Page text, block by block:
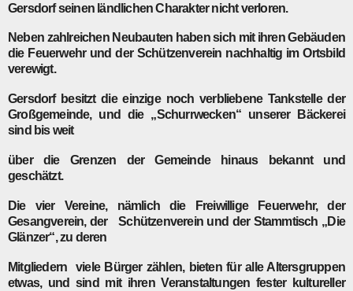
Gersdorf seinen ländlichen Charakter nicht verloren.
Neben zahlreichen Neubauten haben sich mit ihren Gebäuden
die Feuerwehr und der Schützenverein nachhaltig im Ortsbild
verewigt.
Gersdorf besitzt die einzige noch verbliebene Tankstelle der
Großgemeinde, und die „Schurrwecken“ unserer Bäckerei
sind bis weit
über die Grenzen der Gemeinde hinaus bekannt und
geschätzt.
Die vier Vereine, nämlich die Freiwillige Feuerwehr, der
Gesangverein, der Schützenverein und der Stammtisch „Die
Glänzer“, zu deren
Mitgliedern viele Bürger zählen, bieten für alle Altersgruppen
etwas, und sind mit ihren Veranstaltungen fester kultureller